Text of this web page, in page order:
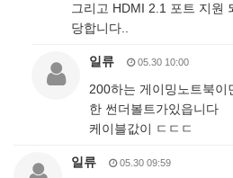
그리고 HDMI 2.1 포트 지원
당합니다..
일류 05.30 10:00
200하는 게이밍노트북
한 썬더볼트가있읍니다
케이블값이 ㄷㄷㄷ
일류 05.30 09:59